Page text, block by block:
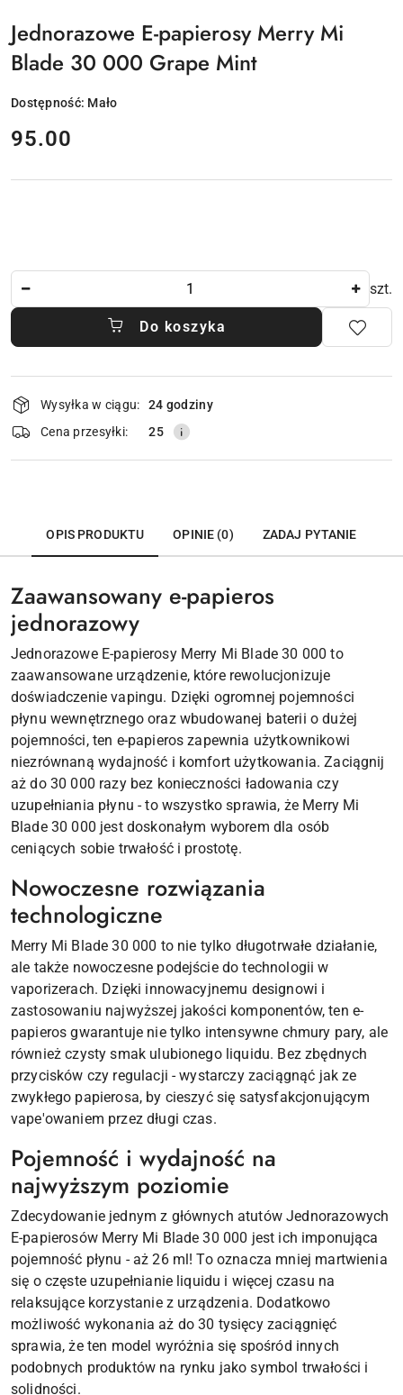
Jednorazowe E-papierosy Merry Mi
Blade 30 000 Grape Mint
Dostępność: Mało
cena:
95.00
szt.
Do koszyka
Dostępność
i
dostawa
Wysyłka w ciągu:
24 godziny
Cena przesyłki:
25
OPIS PRODUKTU OPINIE (0) ZADAJ PYTANIE
Zaawansowany e-papieros
jednorazowy
Jednorazowe E-papierosy Merry Mi Blade 30 000 to
zaawansowane urządzenie, które rewolucjonizuje
doświadczenie vapingu. Dzięki ogromnej pojemności
płynu wewnętrznego oraz wbudowanej baterii o dużej
pojemności, ten e-papieros zapewnia użytkownikowi
niezrównaną wydajność i komfort użytkowania. Zaciągnij
aż do 30 000 razy bez konieczności ładowania czy
uzupełniania płynu - to wszystko sprawia, że Merry Mi
Blade 30 000 jest doskonałym wyborem dla osób
ceniących sobie trwałość i prostotę.
Nowoczesne rozwiązania
technologiczne
Merry Mi Blade 30 000 to nie tylko długotrwałe działanie,
ale także nowoczesne podejście do technologii w
vaporizerach. Dzięki innowacyjnemu designowi i
zastosowaniu najwyższej jakości komponentów, ten e-
papieros gwarantuje nie tylko intensywne chmury pary, ale
również czysty smak ulubionego liquidu. Bez zbędnych
przycisków czy regulacji - wystarczy zaciągnąć jak ze
zwykłego papierosa, by cieszyć się satysfakcjonującym
vape'owaniem przez długi czas.
Pojemność i wydajność na
najwyższym poziomie
Zdecydowanie jednym z głównych atutów Jednorazowych
E-papierosów Merry Mi Blade 30 000 jest ich imponująca
pojemność płynu - aż 26 ml! To oznacza mniej martwienia
się o częste uzupełnianie liquidu i więcej czasu na
relaksujące korzystanie z urządzenia. Dodatkowo
możliwość wykonania aż do 30 tysięcy zaciągnięć
sprawia, że ten model wyróżnia się spośród innych
podobnych produktów na rynku jako symbol trwałości i
solidności.